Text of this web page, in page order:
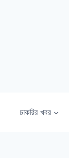
চাকরির খবর